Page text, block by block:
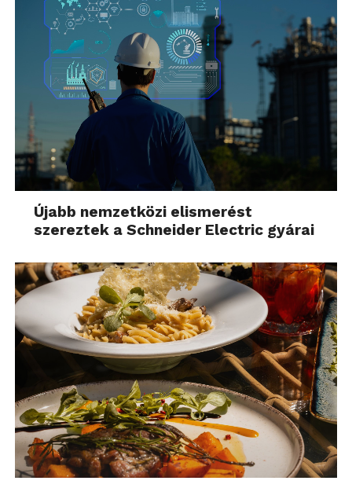
Újabb nemzetközi elismerést
szereztek a Schneider Electric gyárai